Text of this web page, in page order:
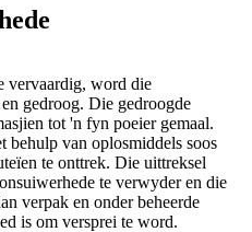
vervaardig, word die
gedroog. Die gedroogde
tot 'n fyn poeier gemaal.
behulp van oplosmiddels soos
te onttrek. Die uittreksel
te verwyder en die
verpak en onder beheerde
is om versprei te word.